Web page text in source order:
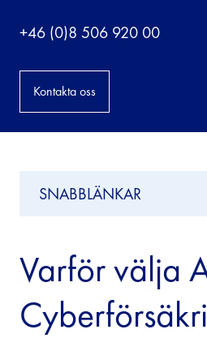
+46 (0)8 506 920 00
Kontakta oss
Varför välja
SNABBLÄNKAR